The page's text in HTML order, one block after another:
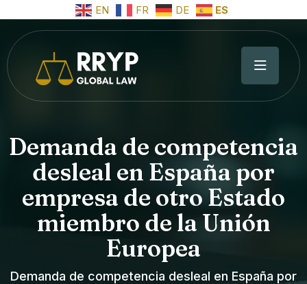
EN FR DE ES
Demanda de competencia
desleal en España por
empresa de otro Estado
miembro de la Unión
Europea
Demanda de competencia desleal en España por